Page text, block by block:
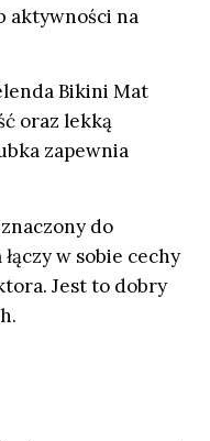
aktywności na
Bikini Mat
oraz lekką
zapewnia
do
w sobie cechy
Jest to dobry